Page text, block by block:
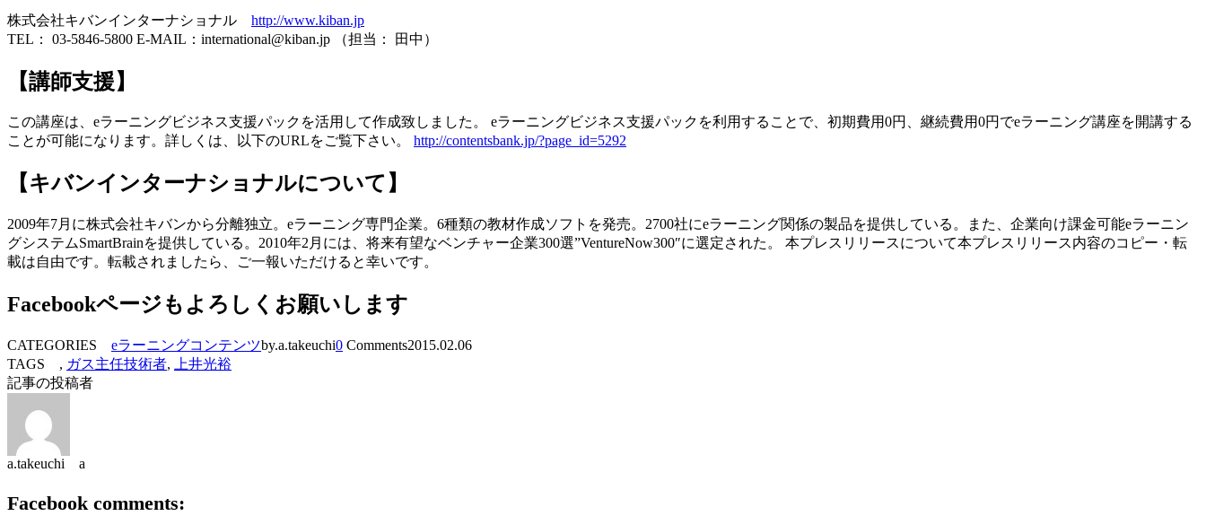
株式会社キバンインターナショナル http://www.kiban.jp
TEL： 03-5846-5800 E-MAIL：international@kiban.jp （担当： 田中）
【講師支援】
この講座は、eラーニングビジネス支援パックを活用して作成致しました。 eラーニングビジネス支援パックを利用することで、初期費用0円、継続費用0円でeラーニング講座を開講する
ことが可能になります。詳しくは、以下のURLをご覧下さい。 http://contentsbank.jp/?page_id=5292
【キバンインターナショナルについて】
2009年7月に株式会社キバンから分離独立。eラーニング専門企業。6種類の教材作成ソフトを発売。2700社にeラーニング関係の製品を提供している。また、企業向け課金可能eラーニン
グシステムSmartBrainを提供している。2010年2月には、将来有望なベンチャー企業300選”VentureNow300″に選定された。 本プレスリリースについて本プレスリリース内容のコピー・転
載は自由です。転載されましたら、ご一報いただけると幸いです。
Facebookページもよろしくお願いします
CATEGORIES eラーニングコンテンツby.a.takeuchi0 Comments2015.02.06
TAGS , ガス主任技術者,
上井光裕
記事の投稿者
a.takeuchi a
Facebook comments: